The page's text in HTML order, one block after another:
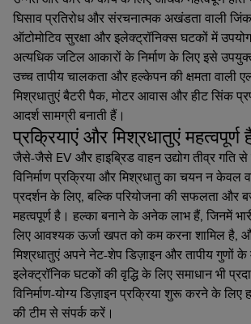
घिसाव प्रतिरोध और संरचनात्मक अखंडता वाली
ऑटोमोटिव सुरक्षा और इलेक्ट्रॉनिक्स घटकों में
अत्यधिक जटिल आकारों के निर्माण के लिए इसे
उच्च तापीय चालकता और हल्केपन की क्षमता वाली
मिश्रधातुएं बैटरी पैक, मोटर आवास और हीट सिंक
आदर्श सामग्री बनाती हैं।
प्रक्रियाएं और मिश्रधातुएं महत्वपूर्ण
जैसे-जैसे EV और हाइब्रिड वाहन उद्योग तीव्र गति
विनिर्माण प्रक्रिया और मिश्रधातु का चयन न केवल
प्रदर्शन के लिए, बल्कि परियोजना की सफलता और
महत्वपूर्ण है। हल्का बनाने के अनेक लाभ हैं, जिनमें
लिए आवश्यक ऊर्जा खपत को कम करना शामिल है,
मिश्रधातुएं अपने नेट-शेप डिज़ाइन और तापीय गुणों के
इलेक्ट्रॉनिक घटकों की वृद्धि के लिए समाधान भी
विनिर्माण-योग्य डिज़ाइन प्रक्रिया शुरू करने के लिए
की टीम से संपर्क करें।